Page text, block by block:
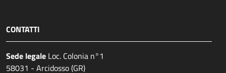
CONTATTI
Sede legale Loc. Colonia n°1
58031 - Arcidosso (GR)